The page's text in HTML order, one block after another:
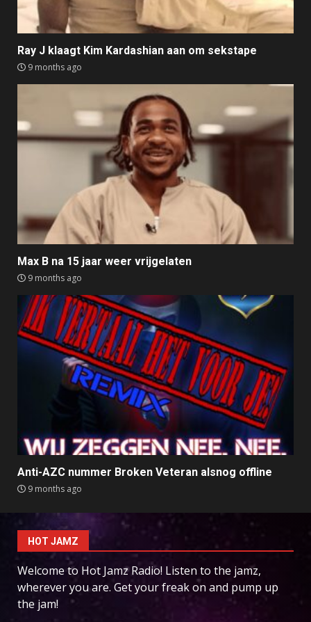
Ray J klaagt Kim Kardashian aan om sekstape
9 months ago
Max B na 15 jaar weer vrijgelaten
9 months ago
Anti-AZC nummer Broken Veteran alsnog offline
9 months ago
HOT JAMZ
Welcome to Hot Jamz Radio! Listen to the jamz,
wherever you are. Get your freak on and pump up
the jam!